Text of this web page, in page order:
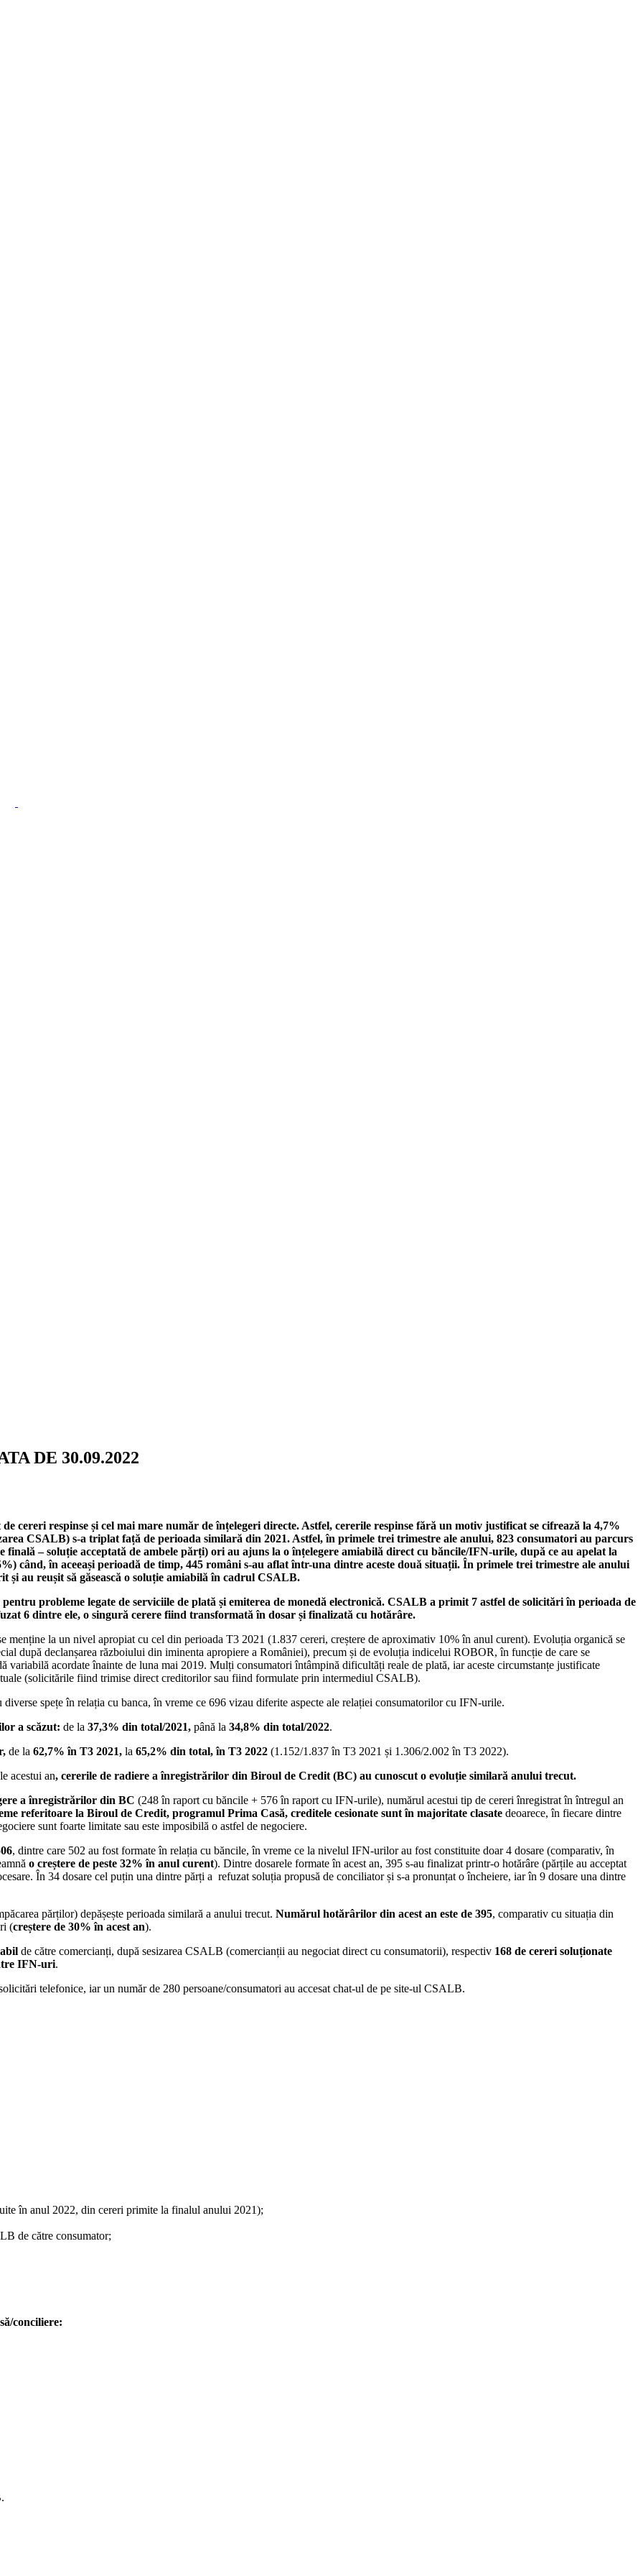
DE 30.09.2022
cereri respinse și cel mai mare număr de înțelegeri directe. Astfel, cererile respinse fără un motiv justificat se cifrează la 4,7%
CSALB) s-a triplat față de perioada similară din 2021. Astfel, în primele trei trimestre ale anului, 823 consumatori au parcurs
finală – soluție acceptată de ambele părți) ori au ajuns la o înțelegere amiabilă direct cu băncile/IFN-urile, după ce au apelat la
când, în aceeași perioadă de timp, 445 români s-au aflat într-una dintre aceste două situații. În primele trei trimestre ale anului
și au reușit să găsească o soluție amiabilă în cadrul CSALB.
probleme legate de serviciile de plată și emiterea de monedă electronică. CSALB a primit 7 astfel de solicitări în perioada de
6 dintre ele, o singură cerere fiind transformată în dosar și finalizată cu hotărâre.
menține la un nivel apropiat cu cel din perioada T3 2021 (1.837 cereri, creștere de aproximativ 10% în anul curent). Evoluția organică se
după declanșarea războiului din iminenta apropiere a României), precum și de evoluția indicelui ROBOR, în funcție de care se
variabilă acordate înainte de luna mai 2019. Mulți consumatori întâmpină dificultăți reale de plată, iar aceste circumstanțe justificate
(solicitările fiind trimise direct creditorilor sau fiind formulate prin intermediul CSALB).
diverse spețe în relația cu banca, în vreme ce 696 vizau diferite aspecte ale relației consumatorilor cu IFN-urile.
a scăzut: de la 37,3% din total/2021, până la 34,8% din total/2022.
de la 62,7% în T3 2021, la 65,2% din total, în T3 2022 (1.152/1.837 în T3 2021 și 1.306/2.002 în T3 2022).
acestui an, cererile de radiere a înregistrărilor din Biroul de Credit (BC) au cunoscut o evoluție similară anului trecut.
a înregistrărilor din BC (248 în raport cu băncile + 576 în raport cu IFN-urile), numărul acestui tip de cereri înregistrat în întregul an
referitoare la Biroul de Credit, programul Prima Casă, creditele cesionate sunt în majoritate clasate deoarece, în fiecare dintre
sunt foarte limitate sau este imposibilă o astfel de negociere.
, dintre care 502 au fost formate în relația cu băncile, în vreme ce la nivelul IFN-urilor au fost constituite doar 4 dosare (comparativ, în
o creștere de peste 32% în anul curent). Dintre dosarele formate în acest an, 395 s-au finalizat printr-o hotărâre (părțile au acceptat
În 34 dosare cel puțin una dintre părți a refuzat soluția propusă de conciliator și s-a pronunțat o încheiere, iar în 9 dosare una dintre
părților) depășește perioada similară a anului trecut. Numărul hotărârilor din acest an este de 395, comparativ cu situația din
(creștere de 30% în acest an).
de către comercianți, după sesizarea CSALB (comercianții au negociat direct cu consumatorii), respectiv 168 de cereri soluționate
IFN-uri.
telefonice, iar un număr de 280 persoane/consumatori au accesat chat-ul de pe site-ul CSALB.
în anul 2022, din cereri primite la finalul anului 2021);
de către consumator;
conciliere: